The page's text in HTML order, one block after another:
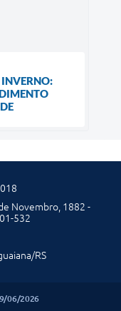
INVERNO:
Novembro, 1882 -
532
RS
06/2026